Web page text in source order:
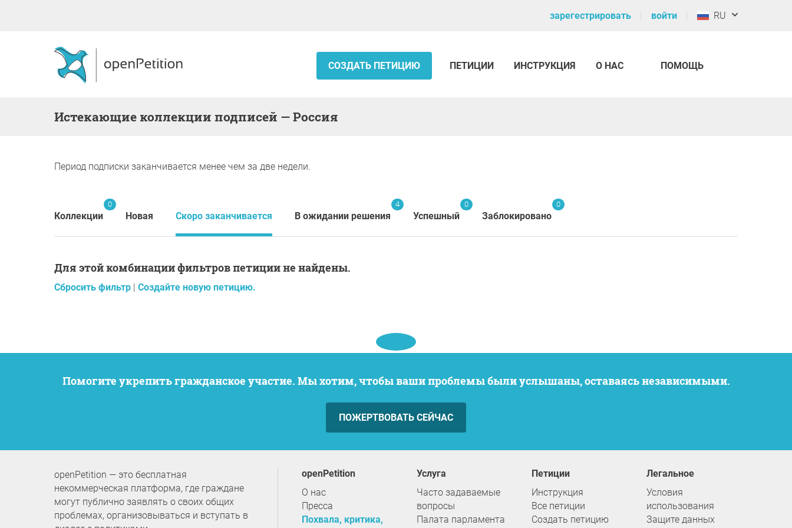
зарегестрировать войти RU
СОЗДАТЬ ПЕТИЦИЮ ПЕТИЦИИ ИНСТРУКЦИЯ О НАС ПОМОЩЬ
Истекающие коллекции подписей — Россия
Период подписки заканчивается менее чем за две недели.
Коллекции
0
Новая Скоро заканчивается В ожидании решения
4
Успешный
0
Заблокировано
0
Для этой комбинации фильтров петиции не найдены.
Сбросить фильтр | Создайте новую петицию.
Помогите укрепить гражданское участие. Мы хотим, чтобы ваши проблемы были услышаны, оставаясь независимыми.
ПОЖЕРТВОВАТЬ СЕЙЧАС
openPetition — это бесплатная
некоммерческая платформа, где граждане
могут публично заявлять о своих общих
проблемах, организовываться и вступать в
openPetition
О нас
Пресса
Похвала, критика,
услуга
Часто задаваемые
вопросы
Палата парламента
Петиции
Инструкция
Все петиции
Создать петицию
Легальное
Условия
использования
Защите данных